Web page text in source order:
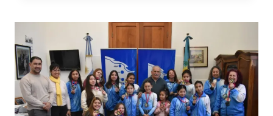
INDEPENDENCIA
EMOTIVO
ACTO
QUE
PUSO
EN